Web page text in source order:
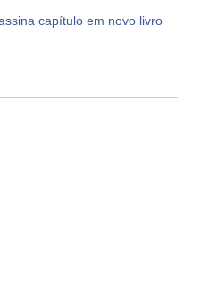
capítulo em novo livro